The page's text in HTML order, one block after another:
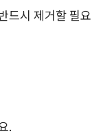
드시 제거할 필요
.